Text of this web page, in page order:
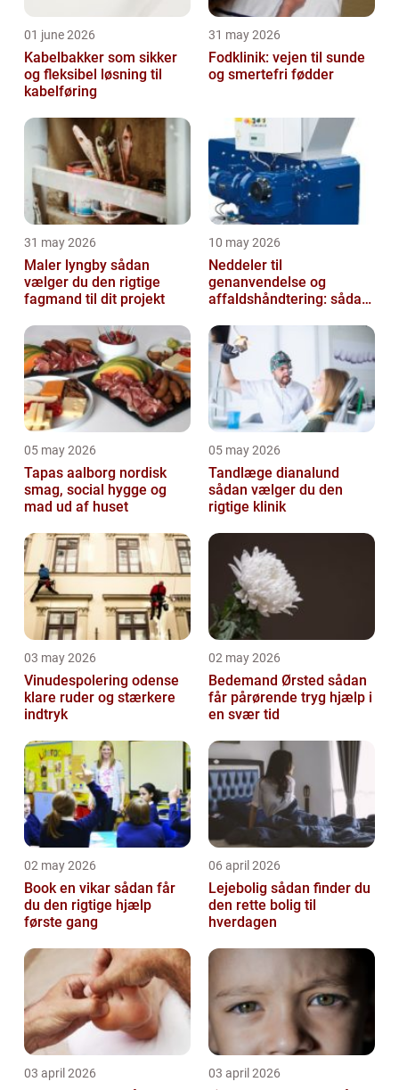
01 june 2026
Kabelbakker som sikker
og fleksibel løsning til
kabelføring
31 may 2026
Fodklinik: vejen til sunde
og smertefri fødder
31 may 2026
Maler lyngby sådan
vælger du den rigtige
fagmand til dit projekt
10 may 2026
Neddeler til
genanvendelse og
affaldshåndtering: sådan
05 may 2026
Tapas aalborg nordisk
smag, social hygge og
mad ud af huset
05 may 2026
Tandlæge dianalund
sådan vælger du den
rigtige klinik
03 may 2026
Vinudespolering odense
klare ruder og stærkere
indtryk
02 may 2026
Bedemand Ørsted sådan
får pårørende tryg hjælp i
en svær tid
02 may 2026
Book en vikar sådan får
du den rigtige hjælp
første gang
06 april 2026
Lejebolig sådan finder du
den rette bolig til
hverdagen
03 april 2026 03 april 2026